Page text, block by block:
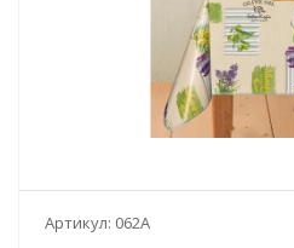
Артикул: 062A